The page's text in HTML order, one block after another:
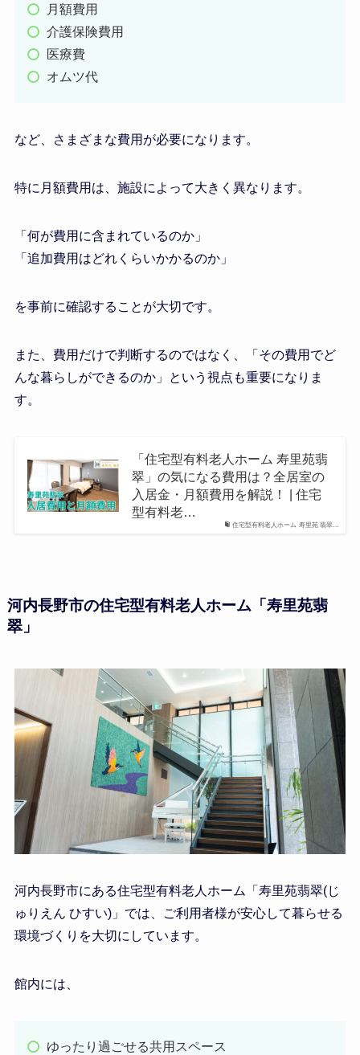
月額費用
介護保険費用
医療費
オムツ代
など、さまざまな費用が必要になります。
特に月額費用は、施設によって大きく異なります。
「何が費用に含まれているのか」
「追加費用はどれくらいかかるのか」
を事前に確認することが大切です。
また、費用だけで判断するのではなく、「その費用でど
んな暮らしができるのか」という視点も重要になりま
す。
住宅型有料老人ホーム 寿里苑 翡翠…
「住宅型有料老人ホーム 寿里苑翡
翠」の気になる費用は？全居室の
入居金・月額費用を解説！ | 住宅
型有料老…
河内長野市の住宅型有料老人ホーム「寿里苑翡
翠」
河内長野市にある住宅型有料老人ホーム「寿里苑翡翠(じ
ゅりえん ひすい)」では、ご利用者様が安心して暮らせる
環境づくりを大切にしています。
館内には、
ゆったり過ごせる共用スペース